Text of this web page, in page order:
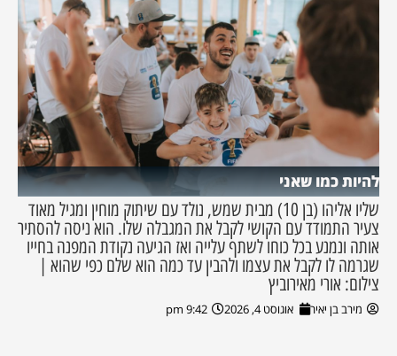
להיות כמו שאני
שליו אליהו (בן 10) מבית שמש, נולד עם שיתוק מוחין ומגיל מאוד
צעיר התמודד עם הקושי לקבל את המגבלה שלו. הוא ניסה להסתיר
אותה ונמנע בכל כוחו לשתף עלייה ואז הגיעה נקודת המפנה בחייו
שגרמה לו לקבל את עצמו ולהבין עד כמה הוא שלם כפי שהוא |
צילום: אורי מאירוביץ
מירב בן יאיר אוגוסט 4, 2026 9:42 pm